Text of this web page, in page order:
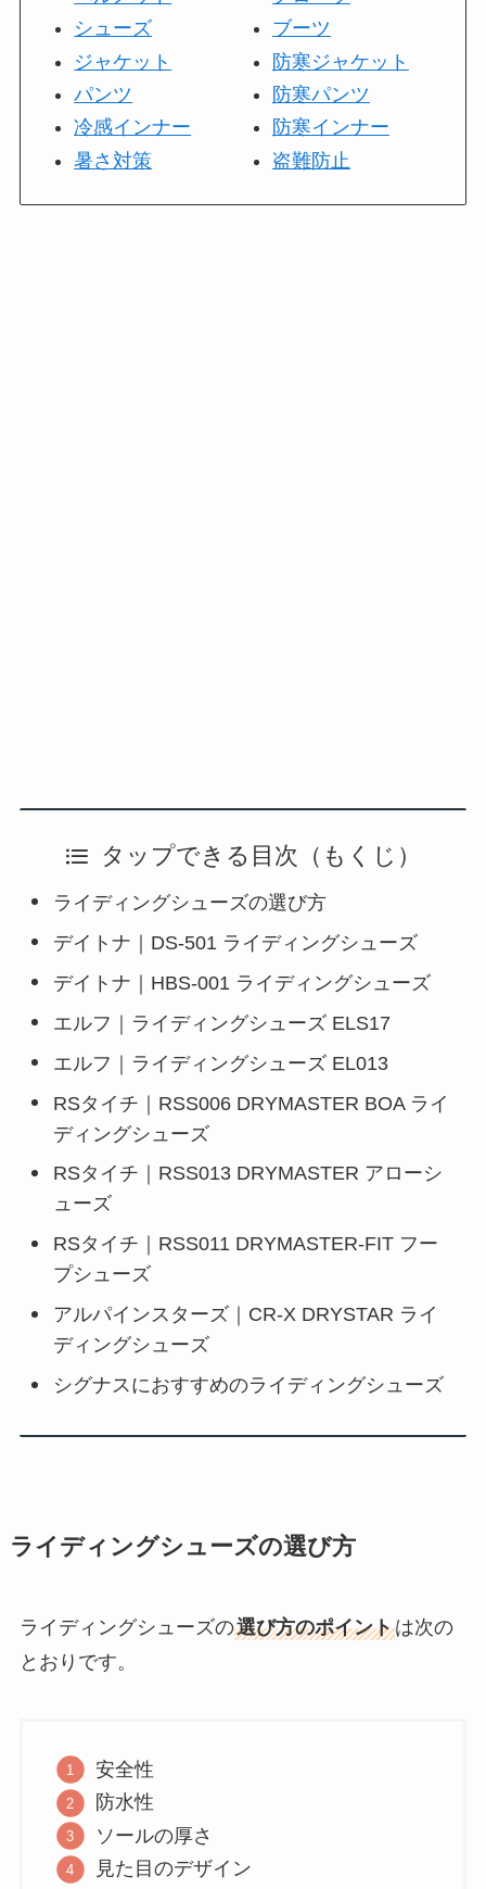
シューズ
ジャケット
パンツ
冷感インナー
暑さ対策
ブーツ
防寒ジャケット
防寒パンツ
防寒インナー
盗難防止
タップできる目次（もくじ）
ライディングシューズの選び方
デイトナ｜DS-501 ライディングシューズ
デイトナ｜HBS-001 ライディングシューズ
エルフ｜ライディングシューズ ELS17
エルフ｜ライディングシューズ EL013
RSタイチ｜RSS006 DRYMASTER BOA ライ
ディングシューズ
RSタイチ｜RSS013 DRYMASTER アローシ
ューズ
RSタイチ｜RSS011 DRYMASTER-FIT フー
プシューズ
アルパインスターズ｜CR-X DRYSTAR ライ
ディングシューズ
シグナスにおすすめのライディングシューズ
ライディングシューズの選び方
ライディングシューズの選び方のポイントは次の
とおりです。
安全性
防水性
ソールの厚さ
見た目のデザイン